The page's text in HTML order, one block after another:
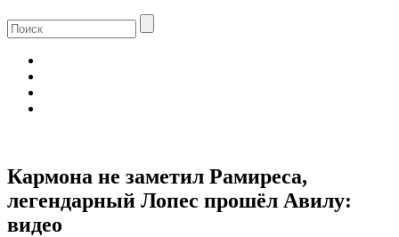
Кармона не заметил Рамиреса,
легендарный Лопес прошёл Авилу:
видео